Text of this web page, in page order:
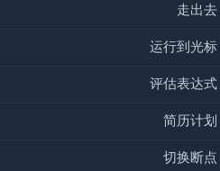
走出去
运行到光标
评估表达式
简历计划
切换断点